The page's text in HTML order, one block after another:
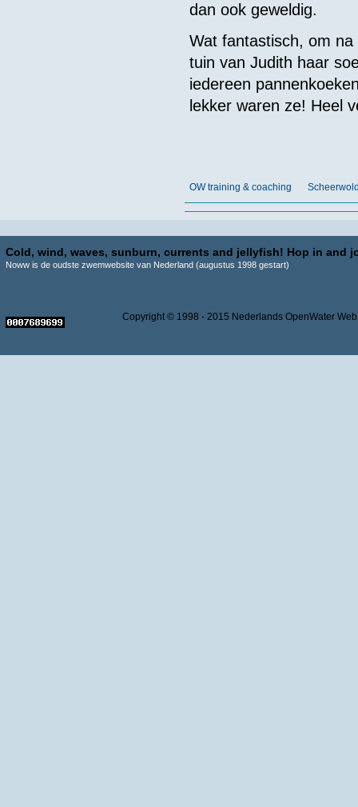
dan ook geweldig.
Wat fantastisch, om
tuin van Judith haar
iedereen
lekker waren ze! Heel
OW training & coaching
Cold, wind, waves, sunburn, currents and jellyfish! Hop in and
Noww is de oudste zwemwebsite van Nederland (augustus 1998 gestart)
Copyright © 1998 - 2015 Nederlands OpenWater